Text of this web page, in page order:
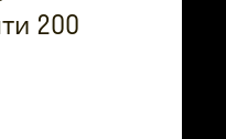
200